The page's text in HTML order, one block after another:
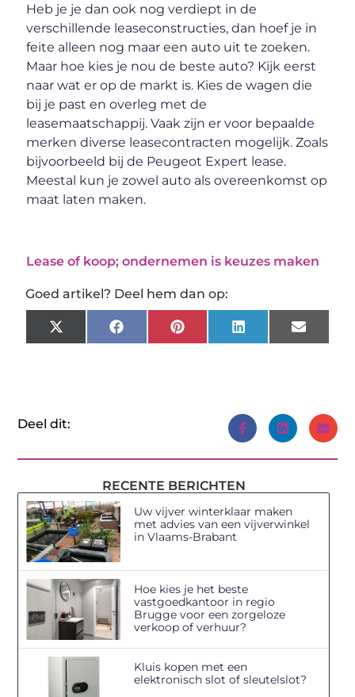
Heb je je dan ook nog verdiept in de
verschillende leaseconstructies, dan hoef je in
feite alleen nog maar een auto uit te zoeken.
Maar hoe kies je nou de beste auto? Kijk eerst
naar wat er op de markt is. Kies de wagen die
bij je past en overleg met de
leasemaatschappij. Vaak zijn er voor bepaalde
merken diverse leasecontracten mogelijk. Zoals
bijvoorbeeld bij de Peugeot Expert lease.
Meestal kun je zowel auto als overeenkomst op
maat laten maken.
Lease of koop; ondernemen is keuzes maken
Goed artikel? Deel hem dan op:
X
(Twitter)
FacebookPinterestLinkedInEmail
Deel dit:
RECENTE BERICHTEN
Uw vijver winterklaar maken
met advies van een vijverwinkel
in Vlaams-Brabant
Hoe kies je het beste
vastgoedkantoor in regio
Brugge voor een zorgeloze
verkoop of verhuur?
Kluis kopen met een
elektronisch slot of sleutelslot?